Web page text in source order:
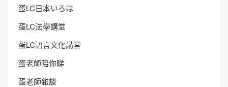
蛋LC日本いろは
蛋LC法學講堂
蛋LC語言文化講堂
蛋老師陪你睇
蛋老師雜談